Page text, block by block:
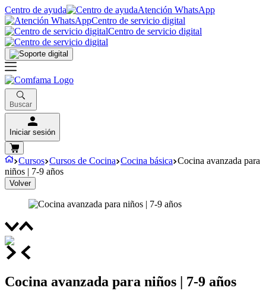
Centro de ayuda
Atención WhatsApp
Centro de servicio digital
Centro de servicio digital
Buscar
Iniciar sesión
Cursos Cursos de Cocina Cocina básica Cocina avanzada para
niños | 7-9 años
Volver
Cocina avanzada para niños | 7-9 años